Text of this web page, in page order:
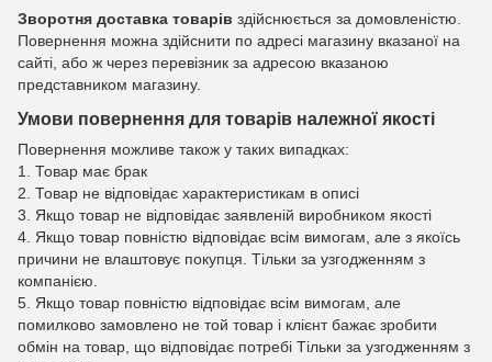
Зворотня доставка товарів здійснюється за домовленістю.
Повернення можна здійснити по адресі магазину вказаної на
сайті, або ж через перевізник за адресою вказаною
представником магазину.
Умови повернення для товарів належної якості
Повернення можливе також у таких випадках:
1. Товар має брак
2. Товар не відповідає характеристикам в описі
3. Якщо товар не відповідає заявленій виробником якості
4. Якщо товар повністю відповідає всім вимогам, але з якоїсь
причини не влаштовує покупця. Тільки за узгодженням з
компанією.
5. Якщо товар повністю відповідає всім вимогам, але
помилково замовлено не той товар і клієнт бажає зробити
обмін на товар, що відповідає потребі Тільки за узгодженням з